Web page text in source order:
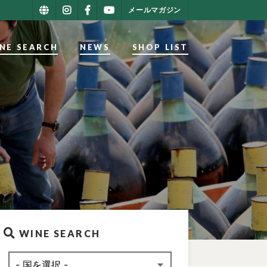
メールマガジン
SEARCH NEWS SHOP LIST
WINE SEARCH